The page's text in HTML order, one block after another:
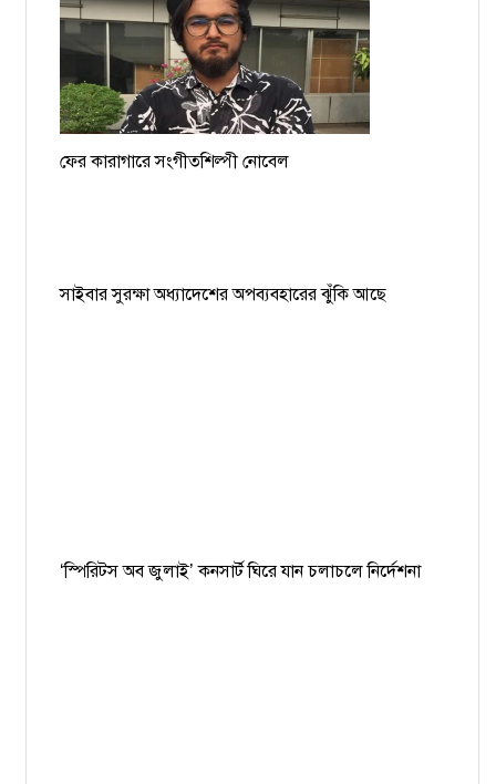
ফের কারাগারে সংগীতশিল্পী নোবেল
সাইবার সুরক্ষা অধ্যাদেশের অপব্যবহারের ঝুঁকি আছে
‘স্পিরিটস অব জুলাই’ কনসার্ট ঘিরে যান চলাচলে নির্দেশনা